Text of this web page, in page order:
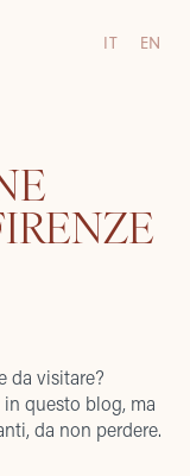
IT EN
da visitare?
questo blog, ma
da non perdere.